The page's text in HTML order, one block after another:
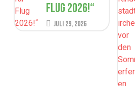
Flug 2026!“
Juli 29, 2026